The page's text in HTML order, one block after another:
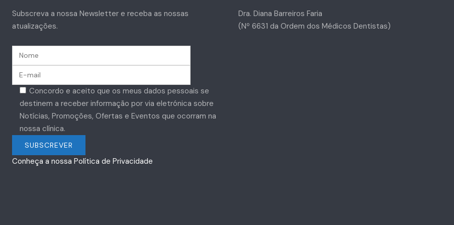
Subscreva a nossa Newsletter e receba as nossas
atualizações.
Concordo e aceito que os meus dados pessoais se
destinem a receber informação por via eletrónica sobre
Notícias, Promoções, Ofertas e Eventos que ocorram na
nossa clínica.
Conheça a nossa Política de Privacidade
Dra. Diana Barreiros Faria
(Nº 6631 da Ordem dos Médicos Dentistas)